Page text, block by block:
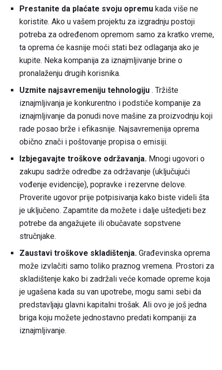
Prestanite da plaćate svoju opremu kada više ne
koristite. Ako u vašem projektu za izgradnju postoji
potreba za određenom opremom samo za kratko vreme,
ta oprema će kasnije moći stati bez odlaganja ako je
kupite. Neka kompanija za iznajmljivanje brine o
pronalaženju drugih korisnika.
Uzmite najsavremeniju tehnologiju . Tržište
iznajmljivanja je konkurentno i podstiče kompanije za
iznajmljivanje da ponudi nove mašine za proizvodnju koji
rade posao brže i efikasnije. Najsavremenija oprema
obično znači i poštovanje propisa o emisiji.
Izbjegavajte troškove održavanja. Mnogi ugovori o
zakupu sadrže odredbe za održavanje (uključujući
vođenje evidencije), popravke i rezervne delove.
Proverite ugovor prije potpisivanja kako biste videli šta
je uključeno. Zapamtite da možete i dalje uštedjeti bez
potrebe da angažujete ili obučavate sopstvene
stručnjake.
Zaustavi troškove skladištenja. Građevinska oprema
može izvlačiti samo toliko praznog vremena. Prostori za
skladištenje kako bi zadržali veće komade opreme koja
je ugašena kada su van upotrebe, mogu sami sebi da
predstavljaju glavni kapitalni trošak. Ali ovo je još jedna
briga koju možete jednostavno predati kompaniji za
iznajmljivanje.